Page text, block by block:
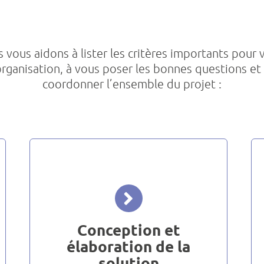
vous aidons à lister les critères importants pour
à vous poser les bonnes questions et
coordonner l’ensemble du projet :
Conception et
élaboration de la
Chaque entreprise présente des
spécificités propres à son
organisation. Nos solutions
doivent répondre à chacune de
ces problématiques. Pour ce